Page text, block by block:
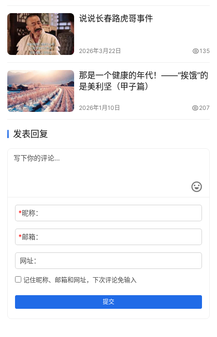
说说长春路虎哥事件
2026年3月22日 135
那是一个健康的年代！——“挨饿”的
是美利坚（甲子篇）
2026年1月10日 207
发表回复
*昵称：
*邮箱：
网址：
记住昵称、邮箱和网址，下次评论免输入
提交